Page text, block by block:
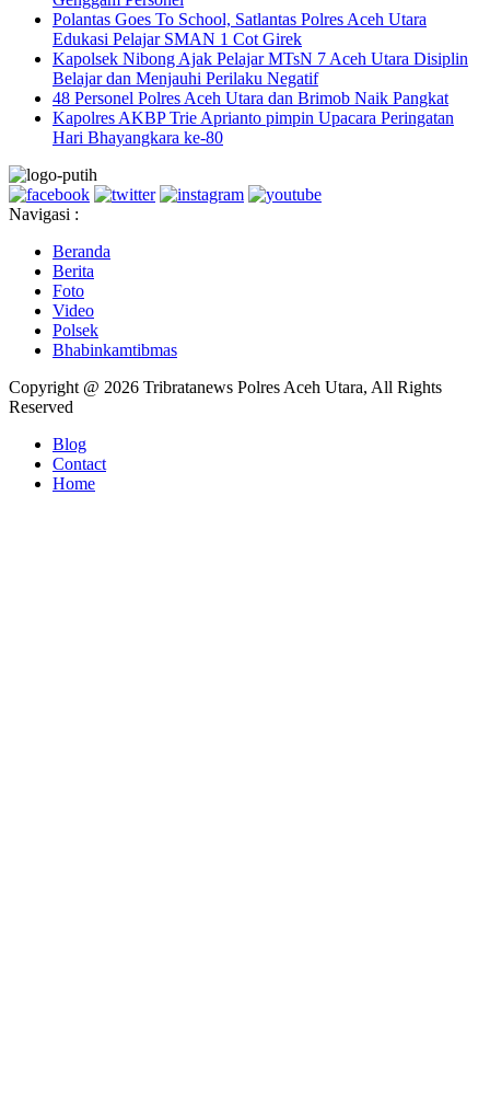
Polantas Goes To School, Satlantas Polres Aceh Utara
Edukasi Pelajar SMAN 1 Cot Girek
Kapolsek Nibong Ajak Pelajar MTsN 7 Aceh Utara Disiplin
Belajar dan Menjauhi Perilaku Negatif
48 Personel Polres Aceh Utara dan Brimob Naik Pangkat
Kapolres AKBP Trie Aprianto pimpin Upacara Peringatan
Hari Bhayangkara ke-80
Navigasi :
Beranda
Berita
Foto
Video
Polsek
Bhabinkamtibmas
Copyright @ 2026 Tribratanews Polres Aceh Utara, All Rights
Reserved
Blog
Contact
Home